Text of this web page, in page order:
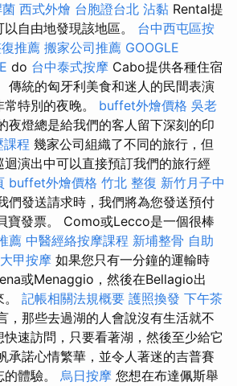
西式外燴 台胞證台北 沾黏 Rental提
自由地發現該地區。 台中西屯區按
推薦 搬家公司推薦 GOOGLE
do 台中泰式按摩 Cabo提供各種住宿
傳統的匈牙利美食和迷人的民間表演
特別的夜晚。 buffet外燴價格 吳老
夜燈總是給我們的客人留下深刻的印
課程 幾家公司組織了不同的旅行，但
演出中可以直接預訂我們的旅行經
buffet外燴價格 竹北 整復 新竹月子中
們發送請求時，我們將為您發送預付
寶發票。 Como或Lecco是一個很棒
薦 中醫經絡按摩課程 新埔整骨 自助
大甲按摩 如果您只有一分鐘的運輸時
或Menaggio，然後在Bellagio出
記帳相關法規概要 護照換發 下午茶
，那些去過湖的人會說沒有生活就不
速訪問，只要看著湖，然後至少給它
承諾心情繁華，並令人著迷的吉普賽
體驗。 烏日按摩 您想在布達佩斯舉